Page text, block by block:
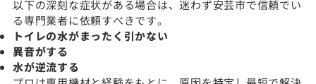
以下の深刻な症状がある場合は、迷わず安芸市で信頼でい
る専門業者に依頼すべきです。
トイレの水がまったく引かない
異音がする
水が逆流する